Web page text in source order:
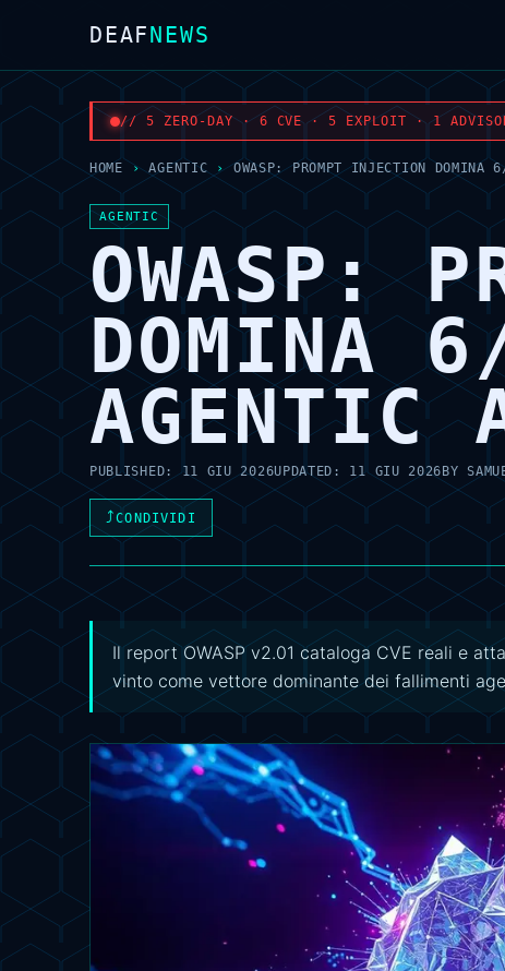
DEAFNEWS
// 5 ZERO-DAY · 6 CVE · 5 EXPLOIT · 1
HOME › AGENTIC › OWASP: PROMPT INJECTION
AGENTIC
OWASP:
DOMINA
AGENTIC
PUBLISHED:11 GIU 2026UPDATED: 11 GIU 2026 BY
⤴CONDIVIDI
Il report OWASP v2.01 cataloga CVE reali e
vinto come vettore dominante dei fallimenti